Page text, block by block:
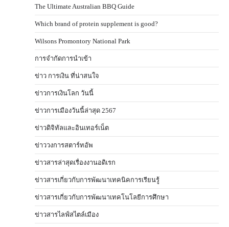
The Ultimate Australian BBQ Guide
Which brand of protein supplement is good?
Wilsons Promontory National Park
การจำกัดการนำเข้า
ข่าว การเงิน ที่น่าสนใจ
ข่าวการเงินโลก วันนี้
ข่าวการเมืองวันนี้ล่าสุด 2567
ข่าวดิจิทัลและอินเทอร์เน็ต
ข่าววงการสตาร์ทอัพ
ข่าวสารล่าสุดเรื่องงานอดิเรก
ข่าวสารเกี่ยวกับการพัฒนาเทคนิคการเรียนรู้
ข่าวสารเกี่ยวกับการพัฒนาเทคโนโลยีการศึกษา
ข่าวสารไลฟ์สไตล์เมือง